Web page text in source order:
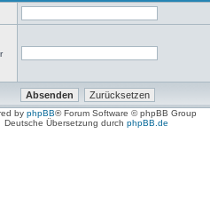
by phpBB® Forum Software © phpBB Group
Deutsche Übersetzung durch phpBB.de